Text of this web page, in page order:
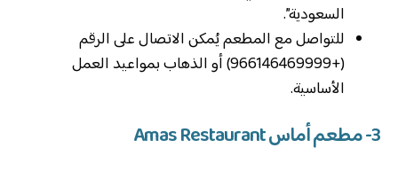
السعودية”.
للتواصل مع المطعم يُمكن الاتصال على الرقم
(+966146469999) أو الذهاب بمواعيد العمل
الأساسية.
3- مطعم أماس